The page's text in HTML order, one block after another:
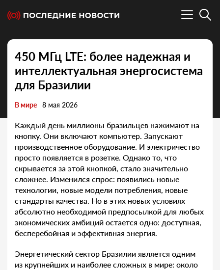
450 МГц LTE: более надежная и
интеллектуальная энергосистема
для Бразилии
В мире 8 мая 2026
Каждый день миллионы бразильцев нажимают на
кнопку. Они включают компьютер. Запускают
производственное оборудование. И электричество
просто появляется в розетке. Однако то, что
скрывается за этой кнопкой, стало значительно
сложнее. Изменился спрос: появились новые
технологии, новые модели потребления, новые
стандарты качества. Но в этих новых условиях
абсолютно необходимой предпосылкой для любых
экономических амбиций остается одно: доступная,
бесперебойная и эффективная энергия.
Энергетический сектор Бразилии является одним
из крупнейших и наиболее сложных в мире: около